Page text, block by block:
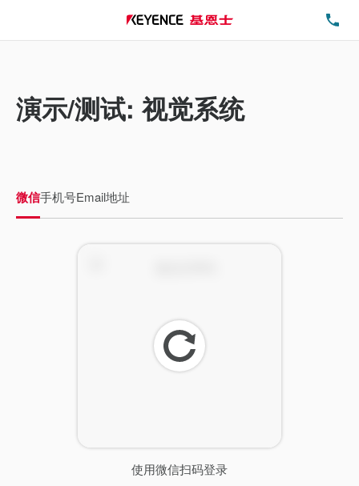
演示/测试: 视觉系统
微信手机号Email地址
使用微信扫码登录
刷
新